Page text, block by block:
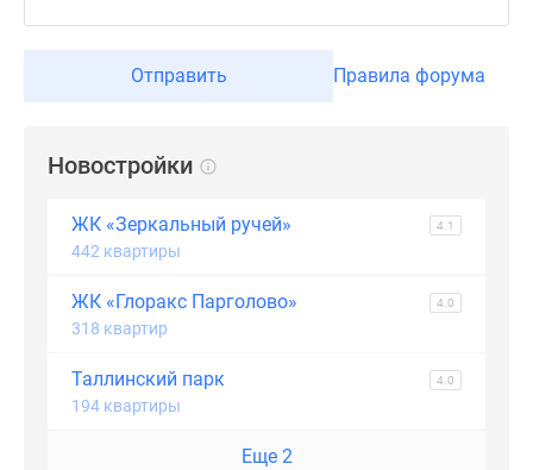
Отправить Правила форума
Новостройки
ЖК «Зеркальный ручей» 4.1
442 квартиры
ЖК «Глоракс Парголово» 4.0
318 квартир
Таллинский парк 4.0
194 квартиры
Еще 2